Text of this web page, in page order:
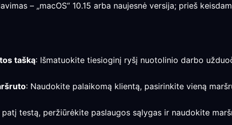
– „macOS“ 10.15 arba naujesnė versija; prieš
tašką: Išmatuokite tiesioginį ryšį nuotolinio darbo
: Naudokite palaikomą klientą, pasirinkite vieną
testą, peržiūrėkite paslaugos sąlygas ir naudokite